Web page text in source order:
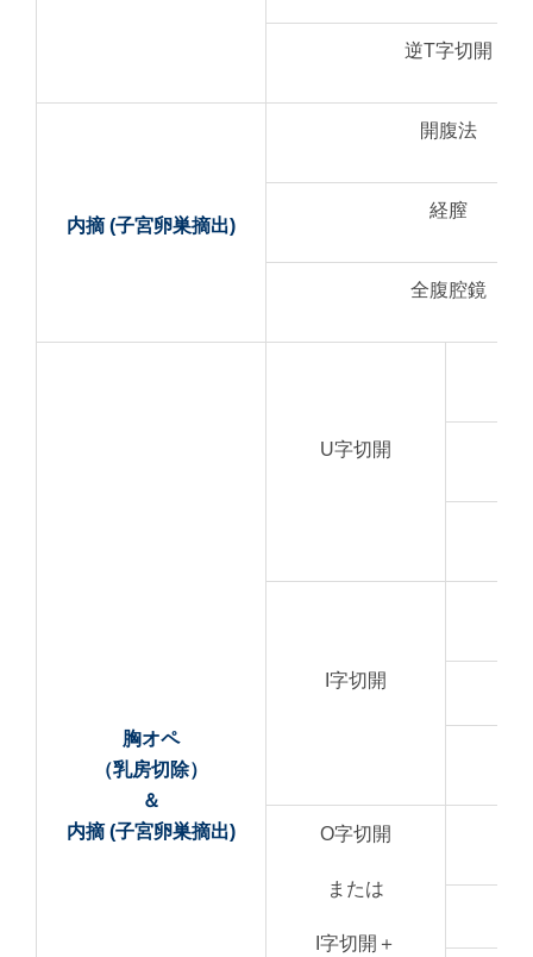
逆T字切開
内摘 (子宮卵巣摘出)
開腹法
経膣
全腹腔鏡
胸オペ
（乳房切除）
＆
内摘 (子宮卵巣摘出)
U字切開
I字切開
O字切開
または
I字切開＋